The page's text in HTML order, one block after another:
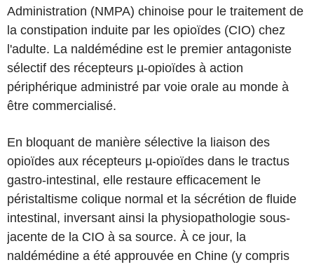
Administration (NMPA) chinoise pour le traitement de
la constipation induite par les opioïdes (CIO) chez
l'adulte. La naldémédine est le premier antagoniste
sélectif des récepteurs µ-opioïdes à action
périphérique administré par voie orale au monde à
être commercialisé.
En bloquant de manière sélective la liaison des
opioïdes aux récepteurs µ-opioïdes dans le tractus
gastro-intestinal, elle restaure efficacement le
péristaltisme colique normal et la sécrétion de fluide
intestinal, inversant ainsi la physiopathologie sous-
jacente de la CIO à sa source. À ce jour, la
naldémédine a été approuvée en Chine (y compris